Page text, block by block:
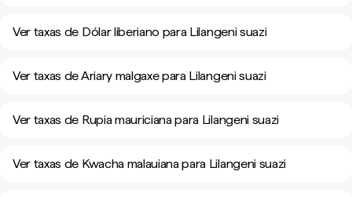
Ver taxas de Dólar liberiano para Lilangeni suazi
Ver taxas de Ariary malgaxe para Lilangeni suazi
Ver taxas de Rupia mauriciana para Lilangeni suazi
Ver taxas de Kwacha malauiana para Lilangeni suazi